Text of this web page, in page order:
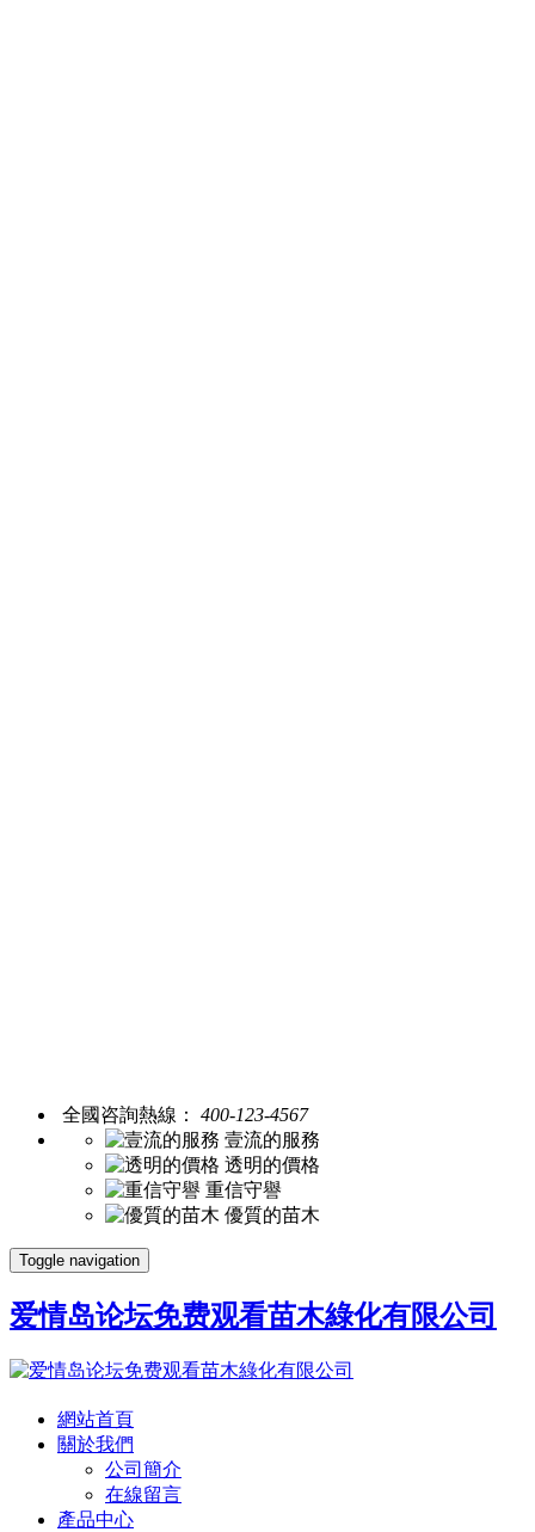
全國咨詢熱線： 400-123-4567
壹流的服務
透明的價格
重信守譽
優質的苗木
Toggle navigation
爱情岛论坛免费观看苗木綠化有限公司
網站首頁
關於我們
公司簡介
在線留言
產品中心